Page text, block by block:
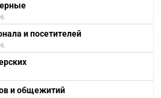
и посетителей
и общежитий